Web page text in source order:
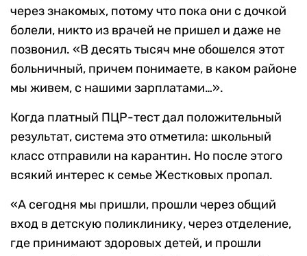
через знакомых, потому что пока они с дочкой
болели, никто из врачей не пришел и даже не
позвонил. «В десять тысяч мне обошелся этот
больничный, причем понимаете, в каком районе
мы живем, с нашими зарплатами…».
Когда платный ПЦР-тест дал положительный
результат, система это отметила: школьный
класс отправили на карантин. Но после этого
всякий интерес к семье Жестковых пропал.
«А сегодня мы пришли, прошли через общий
вход в детскую поликлинику, через отделение,
где принимают здоровых детей, и прошли